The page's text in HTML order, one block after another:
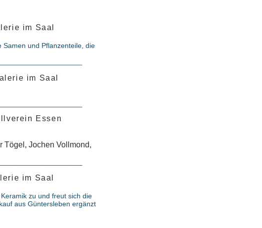
Essen
Tögel, Jochen Vollmond,
im Saal
im Saal
zu und freut sich die
aus Güntersleben ergänzt
im Saal
Samen und Pflanzenteile, die